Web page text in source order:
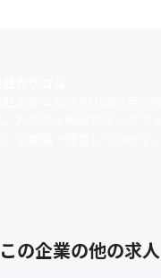
この企業の他の求人